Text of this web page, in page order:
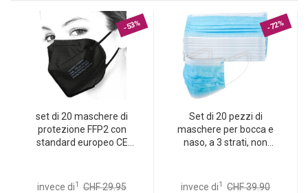
-53%
set di 20 maschere di
protezione FFP2 con
standard europeo CE
invece di1 CHF 29.95
-72%
Set di 20 pezzi di
maschere per bocca e
naso, a 3 strati, non
invece di1 CHF 39.90